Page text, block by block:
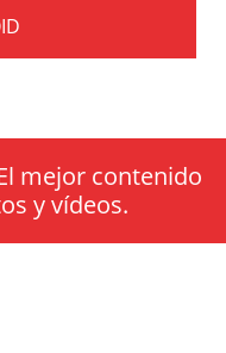
mejor contenido
y vídeos.